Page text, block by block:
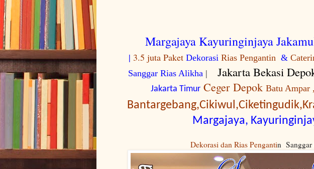
Margajaya Kayuringinjaya
| 3.5 juta Paket Dekorasi Rias Pengantin &
Sanggar Rias Alikha | Jakarta Bekasi
Jakarta TimurCeger Depok Batu Ampar
Margajaya,
Dekorasi dan Rias Pengantin Sanggar